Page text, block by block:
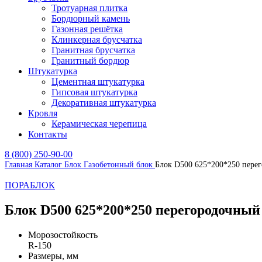
Тротуарная плитка
Бордюрный камень
Газонная решётка
Клинкерная брусчатка
Гранитная брусчатка
Гранитный бордюр
Штукатурка
Цементная штукатурка
Гипсовая штукатурка
Декоративная штукатурка
Кровля
Керамическая черепица
Контакты
8 (800) 250-90-00
Главная Каталог Блок Газобетонный блок Блок D500 625*200*250
ПОРАБЛОК
Блок D500 625*200*250 перегородочный
Морозостойкость
R-150
Размеры, мм